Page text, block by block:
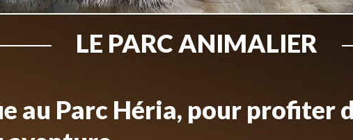
LE PARC ANIMALIER
au Parc Héria, pour profiter